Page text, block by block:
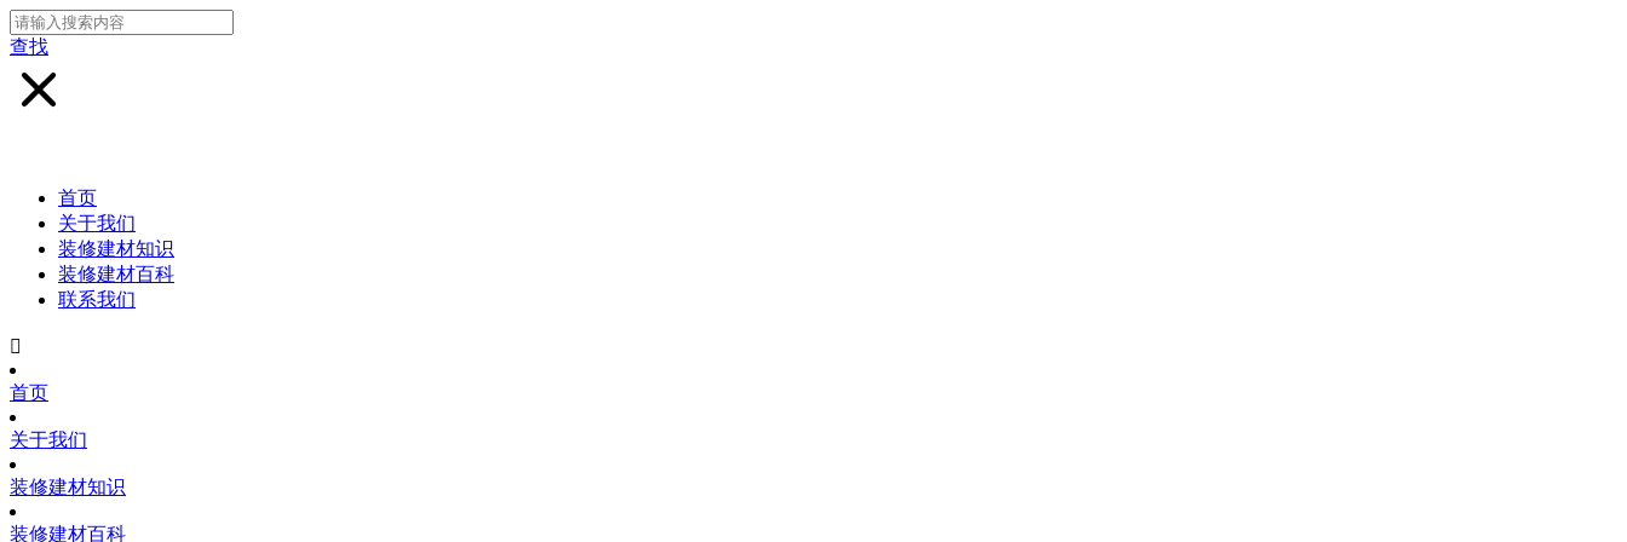
查找
首页
关于我们
装修建材知识
装修建材百科
联系我们

首页
关于我们
装修建材知识
装修建材百科